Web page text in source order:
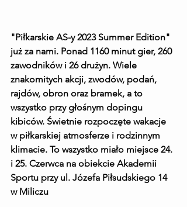
"Piłkarskie AS-y 2023 Summer Edition"
już za nami. Ponad 1160 minut gier, 260
zawodników i 26 drużyn. Wiele
znakomitych akcji, zwodów, podań,
rajdów, obron oraz bramek, a to
wszystko przy głośnym dopingu
kibiców. Świetnie rozpoczęte wakacje
w piłkarskiej atmosferze i rodzinnym
klimacie. To wszystko miało miejsce 24.
i 25. Czerwca na obiekcie Akademii
Sportu przy ul. Józefa Piłsudskiego 14
w Miliczu